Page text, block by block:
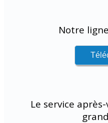
Notre
Le service